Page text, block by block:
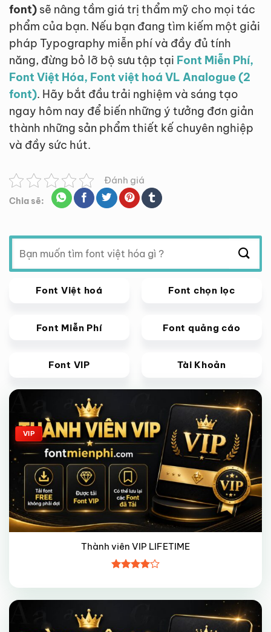
font) sẽ nâng tầm giá trị thẩm mỹ cho mọi tác
phẩm của bạn. Nếu bạn đang tìm kiếm một giải
pháp Typography miễn phí và đầy đủ tính
năng, đừng bỏ lỡ bộ sưu tập tại Font Miễn Phí,
Font Việt Hóa, Font việt hoá VL Analogue (2
font). Hãy bắt đầu trải nghiệm và sáng tạo
ngay hôm nay để biến những ý tưởng đơn giản
thành những sản phẩm thiết kế chuyên nghiệp
và đầy sức hút.
Đánh giá
Chia sẽ:
Tìm
kiếm:
Font Việt hoá Font chọn lọc
Font Miễn Phí Font quảng cáo
Font VIP Tài Khoản
Giảm giá!
VIP
Thành viên VIP LIFETIME
xếp hạng
45 sao
Giảm giá!